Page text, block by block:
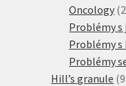
Oncology 2
Problémy s
Problémy s
Problémy
Hill’s granule